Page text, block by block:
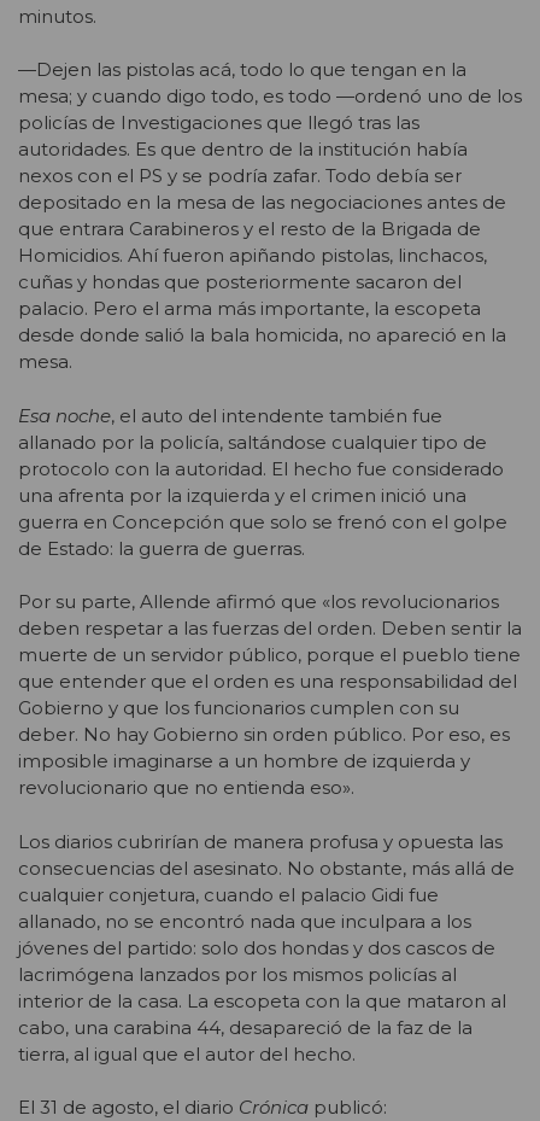
minutos.
—Dejen las pistolas acá, todo lo que tengan en la
mesa; y cuando digo todo, es todo —ordenó uno de los
policías de Investigaciones que llegó tras las
autoridades. Es que dentro de la institución había
nexos con el PS y se podría zafar. Todo debía ser
depositado en la mesa de las negociaciones antes de
que entrara Carabineros y el resto de la Brigada de
Homicidios. Ahí fueron apiñando pistolas, linchacos,
cuñas y hondas que posteriormente sacaron del
palacio. Pero el arma más importante, la escopeta
desde donde salió la bala homicida, no apareció en la
mesa.
Esa noche, el auto del intendente también fue
allanado por la policía, saltándose cualquier tipo de
protocolo con la autoridad. El hecho fue considerado
una afrenta por la izquierda y el crimen inició una
guerra en Concepción que solo se frenó con el golpe
de Estado: la guerra de guerras.
Por su parte, Allende afirmó que «los revolucionarios
deben respetar a las fuerzas del orden. Deben sentir la
muerte de un servidor público, porque el pueblo tiene
que entender que el orden es una responsabilidad del
Gobierno y que los funcionarios cumplen con su
deber. No hay Gobierno sin orden público. Por eso, es
imposible imaginarse a un hombre de izquierda y
revolucionario que no entienda eso».
Los diarios cubrirían de manera profusa y opuesta las
consecuencias del asesinato. No obstante, más allá de
cualquier conjetura, cuando el palacio Gidi fue
allanado, no se encontró nada que inculpara a los
jóvenes del partido: solo dos hondas y dos cascos de
lacrimógena lanzados por los mismos policías al
interior de la casa. La escopeta con la que mataron al
cabo, una carabina 44, desapareció de la faz de la
tierra, al igual que el autor del hecho.
El 31 de agosto, el diario Crónica publicó: